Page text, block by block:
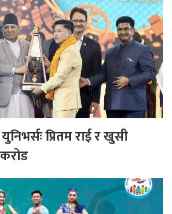
प्रितम राई र खुसी